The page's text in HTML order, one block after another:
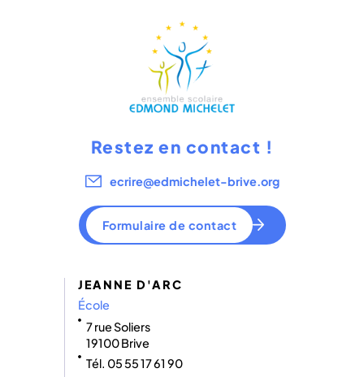
Restez en contact !
ecrire@edmichelet-brive.org
Formulaire de contact
JEANNE D'ARC
École
7 rue Soliers
19100 Brive
Tél. 05 55 17 61 90